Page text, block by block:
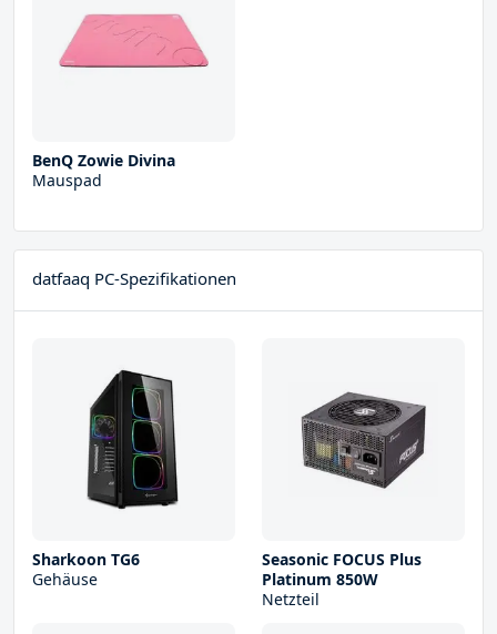
BenQ Zowie Divina
Mauspad
datfaaq PC-Spezifikationen
Sharkoon TG6
Gehäuse
Seasonic FOCUS Plus
Platinum 850W
Netzteil